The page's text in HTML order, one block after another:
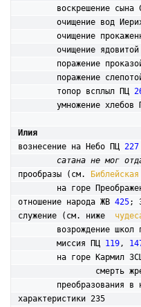
воскрешение сына
очищение вод
очищение
очищение
поражение
поражение
	топор всплыл ПЦ
умножение хлебов
Илия
вознесение на Небо ПЦ 227
сатана не мог
прообразы (см.
на горе
отношение народа ЖВ 425;
служение (см. ниже
возрождение школ
	миссия ПЦ
119,
на горе Кармил
смерть
преобразования в
характеристики 235